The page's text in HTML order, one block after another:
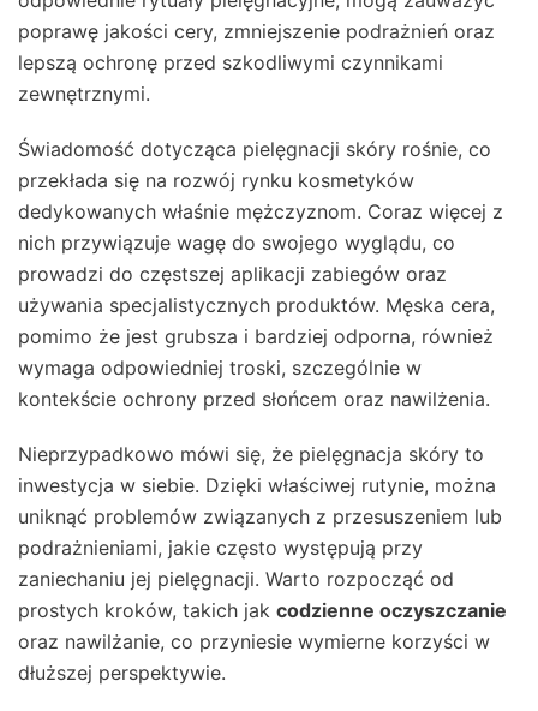
poprawę jakości cery, zmniejszenie podrażnień oraz
lepszą ochronę przed szkodliwymi czynnikami
zewnętrznymi.
Świadomość dotycząca pielęgnacji skóry rośnie, co
przekłada się na rozwój rynku kosmetyków
dedykowanych właśnie mężczyznom. Coraz więcej z
nich przywiązuje wagę do swojego wyglądu, co
prowadzi do częstszej aplikacji zabiegów oraz
używania specjalistycznych produktów. Męska cera,
pomimo że jest grubsza i bardziej odporna, również
wymaga odpowiedniej troski, szczególnie w
kontekście ochrony przed słońcem oraz nawilżenia.
Nieprzypadkowo mówi się, że pielęgnacja skóry to
inwestycja w siebie. Dzięki właściwej rutynie, można
uniknąć problemów związanych z przesuszeniem lub
podrażnieniami, jakie często występują przy
zaniechaniu jej pielęgnacji. Warto rozpocząć od
prostych kroków, takich jak codzienne oczyszczanie
oraz nawilżanie, co przyniesie wymierne korzyści w
dłuższej perspektywie.